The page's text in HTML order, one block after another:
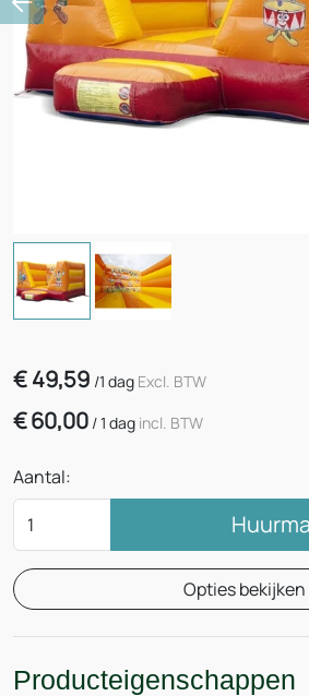
Previous
€49,59 /1 dag Excl. BTW
€60,00 /1 dag incl. BTW
Aantal:
Opties bekijken
Producteigenschappen